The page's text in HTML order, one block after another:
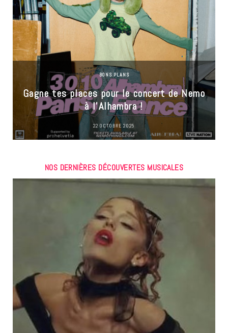
BONS PLANS
Gagne tes places pour le concert de Nemo
à l’Alhambra !
22 OCTOBRE 2025
NOS DERNIÈRES DÉCOUVERTES MUSICALES